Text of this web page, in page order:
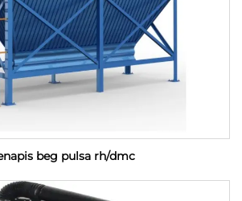
beg pulsa rh/dmc